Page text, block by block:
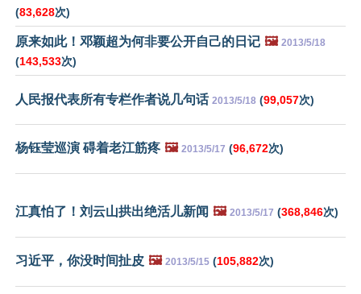
(83,628次)
原来如此！邓颖超为何非要公开自己的日记 🖼️ 2013/5/18
(143,533次)
人民报代表所有专栏作者说几句话 2013/5/18 (99,057次)
杨钰莹巡演 碍着老江筋疼 🖼️ 2013/5/17 (96,672次)
江真怕了！刘云山拱出绝活儿新闻 🖼️ 2013/5/17 (368,846次)
习近平，你没时间扯皮 🖼️ 2013/5/15 (105,882次)